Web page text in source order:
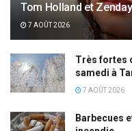
Tom Holland et
7 AOÛT 2026
Très fortes
samedi à
7 AOÛT 2026
Barbecues